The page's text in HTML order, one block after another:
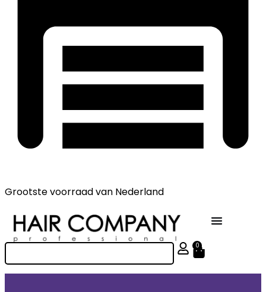
Grootste voorraadvan Nederland
0